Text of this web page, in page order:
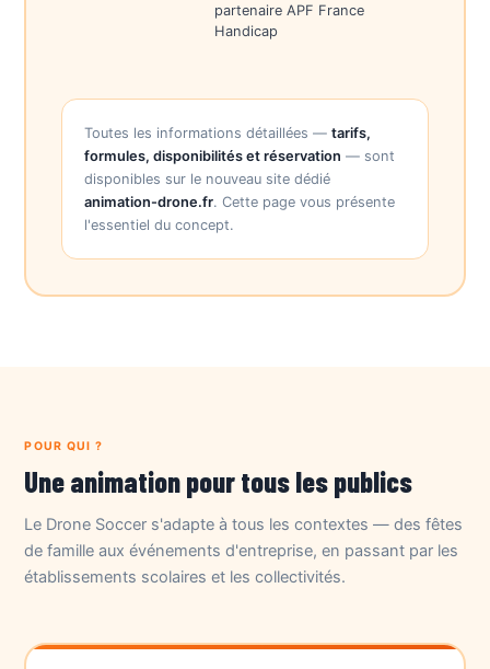
partenaire APF France
Handicap
Toutes les informations détaillées — tarifs,
formules, disponibilités et réservation — sont
disponibles sur le nouveau site dédié
animation-drone.fr. Cette page vous présente
l'essentiel du concept.
POUR QUI ?
Une animation pour tous les publics
Le Drone Soccer s'adapte à tous les contextes — des fêtes
de famille aux événements d'entreprise, en passant par les
établissements scolaires et les collectivités.